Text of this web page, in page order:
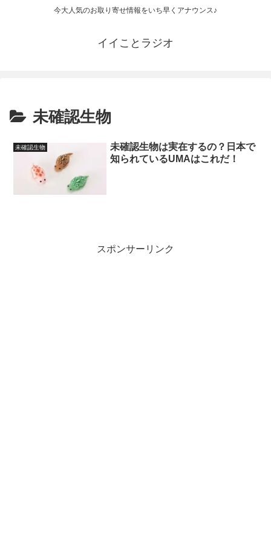
今大人気のお取り寄せ情報をいち早くアナウンス♪
イイことラジオ
未確認生物
未確認生物
未確認生物は実在するの？日本で
知られているUMAはこれだ！
スポンサーリンク